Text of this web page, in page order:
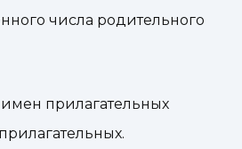
числа родительного
прилагательных